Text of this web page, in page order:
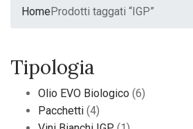
HomeProdotti taggati “IGP”
Tipologia
Olio EVO Biologico (6)
Pacchetti (4)